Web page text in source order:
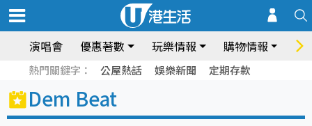
演唱會 優惠著數 玩樂情報 購物情報 飲
熱門關鍵字： 公屋熱話 娛樂新聞 定期存款
Dem Beat